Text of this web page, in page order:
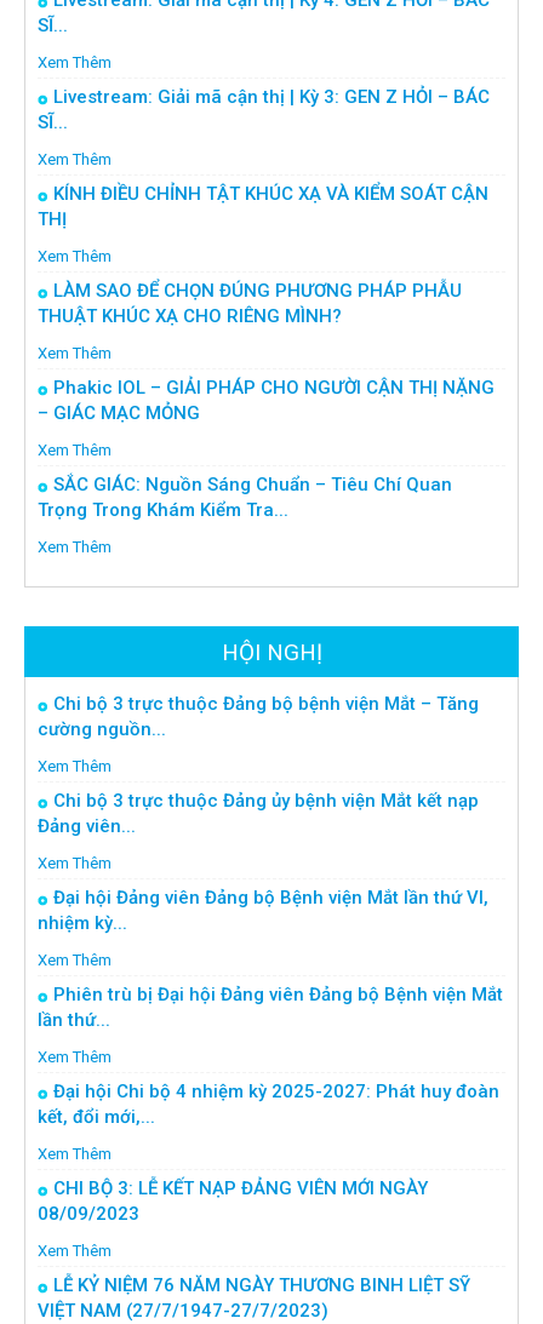
SĨ...
Xem Thêm
Livestream: Giải mã cận thị | Kỳ 3: GEN Z HỎI – BÁC
SĨ...
Xem Thêm
KÍNH ĐIỀU CHỈNH TẬT KHÚC XẠ VÀ KIỂM SOÁT CẬN
THỊ
Xem Thêm
LÀM SAO ĐỂ CHỌN ĐÚNG PHƯƠNG PHÁP PHẪU
THUẬT KHÚC XẠ CHO RIÊNG MÌNH?
Xem Thêm
Phakic IOL – GIẢI PHÁP CHO NGƯỜI CẬN THỊ NẶNG
– GIÁC MẠC MỎNG
Xem Thêm
SẮC GIÁC: Nguồn Sáng Chuẩn – Tiêu Chí Quan
Trọng Trong Khám Kiểm Tra...
Xem Thêm
HỘI NGHỊ
Chi bộ 3 trực thuộc Đảng bộ bệnh viện Mắt – Tăng
cường nguồn...
Xem Thêm
Chi bộ 3 trực thuộc Đảng ủy bệnh viện Mắt kết nạp
Đảng viên...
Xem Thêm
Đại hội Đảng viên Đảng bộ Bệnh viện Mắt lần thứ VI,
nhiệm kỳ...
Xem Thêm
Phiên trù bị Đại hội Đảng viên Đảng bộ Bệnh viện Mắt
lần thứ...
Xem Thêm
Đại hội Chi bộ 4 nhiệm kỳ 2025-2027: Phát huy đoàn
kết, đổi mới,...
Xem Thêm
CHI BỘ 3: LỄ KẾT NẠP ĐẢNG VIÊN MỚI NGÀY
08/09/2023
Xem Thêm
LỄ KỶ NIỆM 76 NĂM NGÀY THƯƠNG BINH LIỆT SỸ
VIỆT NAM (27/7/1947-27/7/2023)